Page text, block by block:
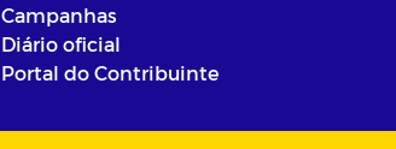
Campanhas
Diário oficial
Portal do Contribuinte